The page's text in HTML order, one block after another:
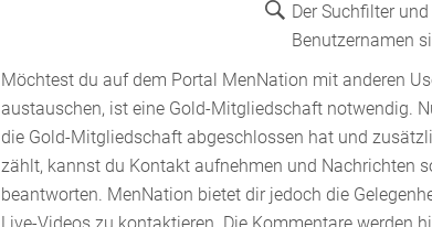
Der Suchfilter
Benutzernamen
Möchtest du auf dem Portal MenNation mit anderen
austauschen, ist eine Gold-Mitgliedschaft notwendig.
die Gold-Mitgliedschaft abgeschlossen hat und
zählt, kannst du Kontakt aufnehmen und Nachrichten
beantworten. MenNation bietet dir jedoch die